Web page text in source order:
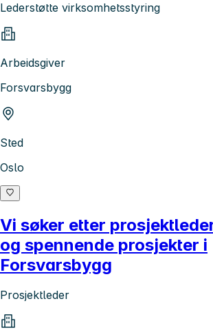
Lederstøtte virksomhetsstyring
Arbeidsgiver
Forsvarsbygg
Sted
Oslo
Vi søker etter
og spennende prosjekter i
Forsvarsbygg
Prosjektleder